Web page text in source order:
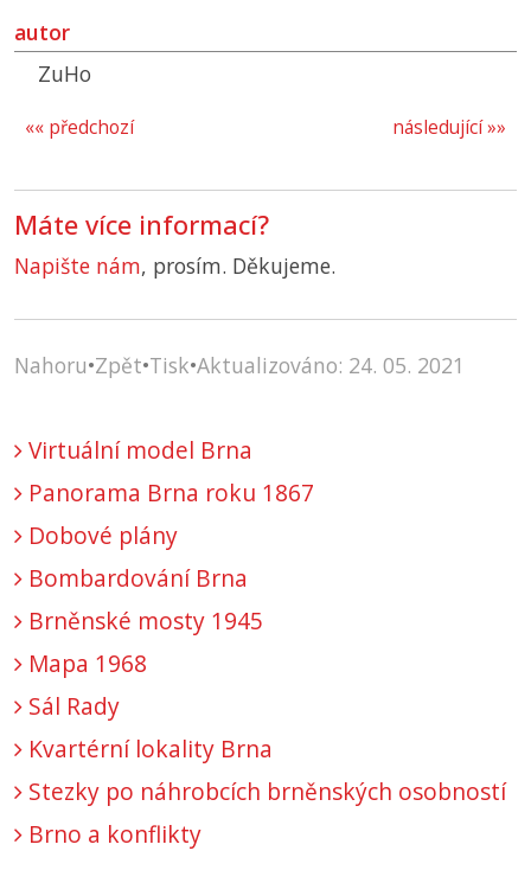
autor
ZuHo
následující »»
«« předchozí
Máte více informací?
Napište nám, prosím. Děkujeme.
Nahoru•Zpět•Tisk•Aktualizováno: 24. 05. 2021
Virtuální model Brna
Panorama Brna roku 1867
Dobové plány
Bombardování Brna
Brněnské mosty 1945
Mapa 1968
Sál Rady
Kvartérní lokality Brna
Stezky po náhrobcích brněnských osobností
Brno a konflikty